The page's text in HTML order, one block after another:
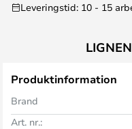
Leveringstid: 10 - 15
Produktinformation
Brand
Art. nr.: